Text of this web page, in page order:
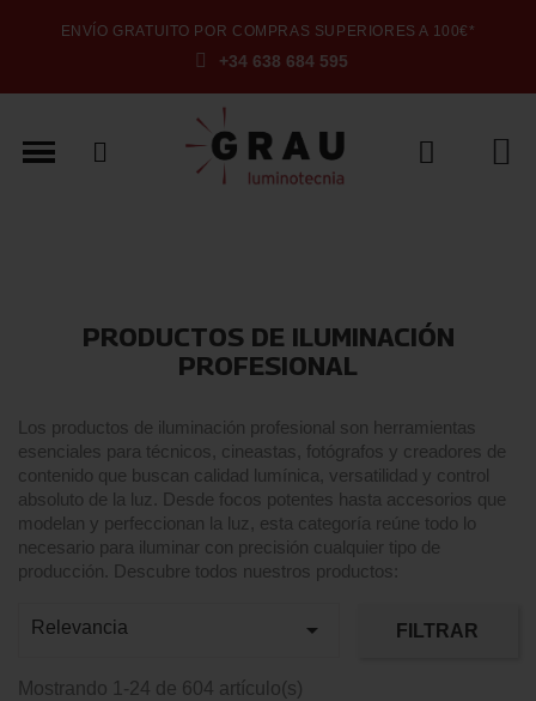
ENVÍO GRATUITO POR COMPRAS SUPERIORES A 100€*
+34 638 684 595
PRODUCTOS DE ILUMINACIÓN
PROFESIONAL
Los productos de iluminación profesional son herramientas
esenciales para técnicos, cineastas, fotógrafos y creadores de
contenido que buscan calidad lumínica, versatilidad y control
absoluto de la luz. Desde focos potentes hasta accesorios que
modelan y perfeccionan la luz, esta categoría reúne todo lo
necesario para iluminar con precisión cualquier tipo de
producción. Descubre todos nuestros productos:
Relevancia  FILTRAR
Mostrando 1-24 de 604 artículo(s)